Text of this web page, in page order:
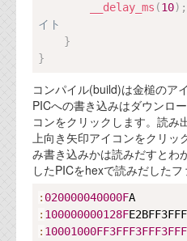
__delay_ms (10) ;
イト
}
}
コンパイル(build)は金槌のア
PICへの書き込みはダウンロ
コンをクリックします。読み
上向き矢印アイコンをクリッ
み書き込みかは読みだすとわ
したPICをhexで読みだしたフ
: 020000040000F
: 100000000128F
: 10001000FF3FFF3FFF3FFF